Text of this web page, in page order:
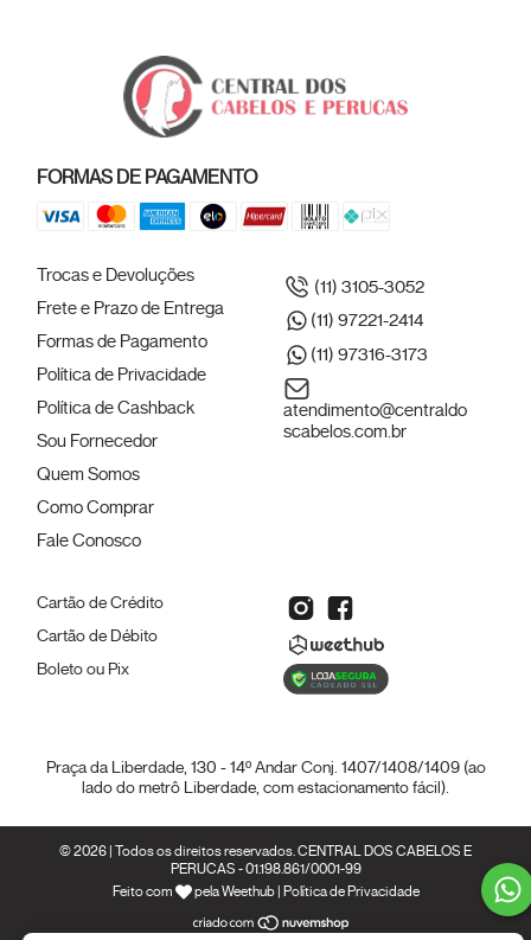
FORMAS DE PAGAMENTO
Trocas e Devoluções
Frete e Prazo de Entrega
Formas de Pagamento
Política de Privacidade
Política de Cashback
Sou Fornecedor
Quem Somos
Como Comprar
Fale Conosco
(11) 3105-3052
(11) 97221-2414
(11) 97316-3173
atendimento@centraldo
scabelos.com.br
Cartão de Crédito
Cartão de Débito
Boleto ou Pix
Praça da Liberdade, 130 - 14º Andar Conj. 1407/1408/1409 (ao
lado do metrô Liberdade, com estacionamento fácil).
© 2026 | Todos os direitos reservados. CENTRAL DOS CABELOS E
PERUCAS - 01.198.861/0001-99
Feito com
pelaWeethub| Política de Privacidade